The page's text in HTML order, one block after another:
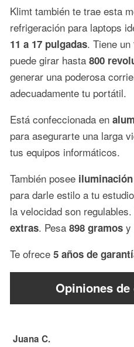
Klimt también te trae esta
refrigeración para laptops
11 a 17 pulgadas. Tiene un
puede girar hasta 800
generar una poderosa
adecuadamente tu portátil.
Está confeccionada en
para asegurarte una larga
tus equipos informáticos.
También posee
para darle estilo a tu
la velocidad son
extras. Pesa 898 gramos y
Te ofrece 5 años de
Opiniones
Juana C.